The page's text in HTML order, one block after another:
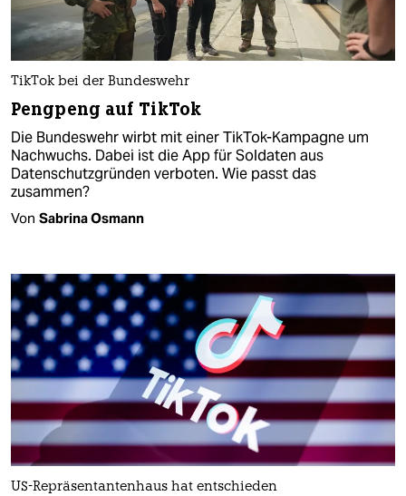
Tik­To­k bei der Bundeswehr
Pengpeng auf TikTok
Die Bundeswehr wirbt mit einer TikTok-Kampagne um
Nachwuchs. Dabei ist die App für Soldaten aus
Datenschutzgründen verboten. Wie passt das
zusammen?
Von Sabrina Osmann
US-Repräsentantenhaus hat entschieden